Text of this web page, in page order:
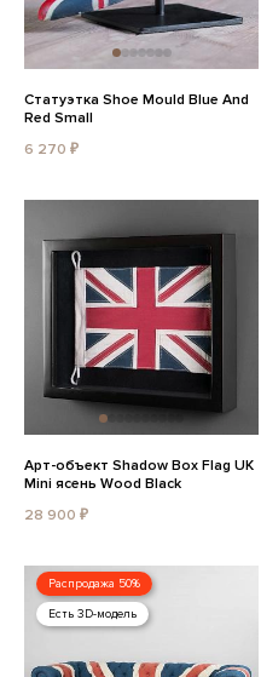
Статуэтка Shoe Mould Blue And
Red Small
6 270 ₽
Арт-объект Shadow Box Flag UK
Mini ясень Wood Black
28 900 ₽
Распродажа 50%
Есть 3D-модель